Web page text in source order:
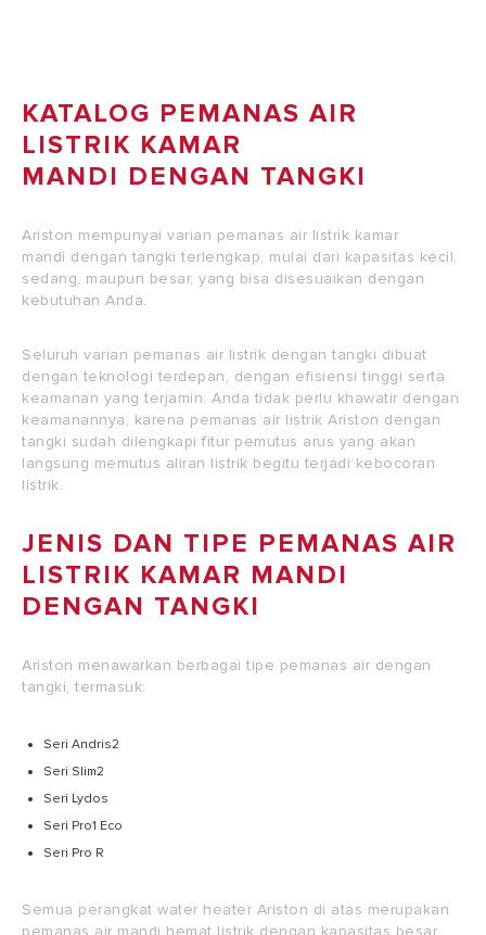
KATALOG PEMANAS AIR
LISTRIK KAMAR
MANDI DENGAN TANGKI
Ariston mempunyai varian pemanas air listrik kamar
mandi dengan tangki terlengkap, mulai dari kapasitas kecil,
sedang, maupun besar, yang bisa disesuaikan dengan
kebutuhan Anda.
Seluruh varian pemanas air listrik dengan tangki dibuat
dengan teknologi terdepan, dengan efisiensi tinggi serta
keamanan yang terjamin. Anda tidak perlu khawatir dengan
keamanannya, karena pemanas air listrik Ariston dengan
tangki sudah dilengkapi fitur pemutus arus yang akan
langsung memutus aliran listrik begitu terjadi kebocoran
listrik.
JENIS DAN TIPE PEMANAS AIR
LISTRIK KAMAR MANDI
DENGAN TANGKI
Ariston menawarkan berbagai tipe pemanas air dengan
tangki, termasuk:
Seri Andris2
Seri Slim2
Seri Lydos
Seri Pro1 Eco
Seri Pro R
Semua perangkat water heater Ariston di atas merupakan
pemanas air mandi hemat listrik dengan kapasitas besar.